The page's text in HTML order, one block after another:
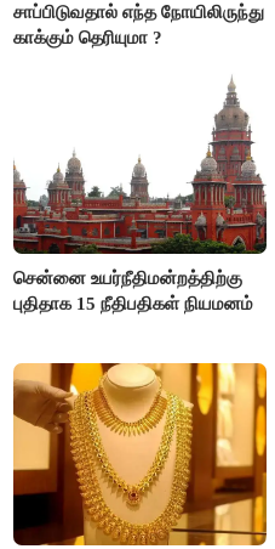
சாப்பிடுவதால் எந்த நோயிலிருந்து
காக்கும் தெரியுமா ?
சென்னை உயர்நீதிமன்றத்திற்கு
புதிதாக 15 நீதிபதிகள் நியமனம்